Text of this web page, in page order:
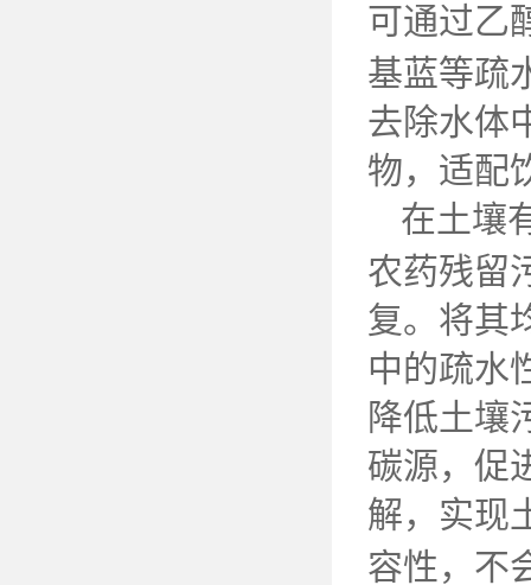
可通过乙
基蓝等疏
去除水体
物，适配
在土壤
农药残留
复。将其
中的疏水
降低土壤
碳源，促
解，实现
容性，不